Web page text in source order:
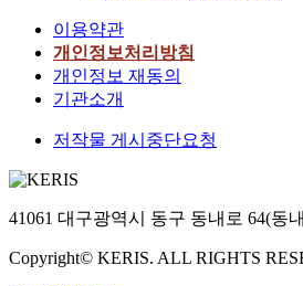
이용약관
개인정보처리방침
개인정보 재동의
기관소개
저작물 게시중단요청
41061 대구광역시 동구 동내로 64(동
Copyright© KERIS. ALL RIGHTS